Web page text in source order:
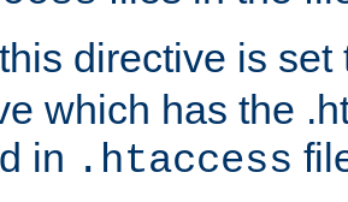
directive is
which has the
in .htaccess